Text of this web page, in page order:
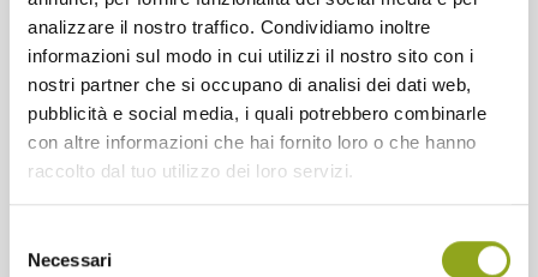
analizzare il nostro traffico. Condividiamo inoltre
informazioni sul modo in cui utilizzi il nostro sito con i
nostri partner che si occupano di analisi dei dati web,
pubblicità e social media, i quali potrebbero combinarle
con altre informazioni che hai fornito loro o che hanno
raccolto dal tuo utilizzo dei loro servizi.
delNecessari